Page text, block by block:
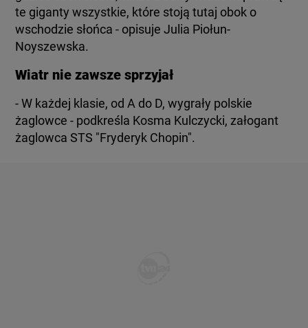
te giganty wszystkie, które stoją tutaj obok o
wschodzie słońca - opisuje Julia Piołun-
Noyszewska.
Wiatr nie zawsze sprzyjał
- W każdej klasie, od A do D, wygrały polskie
żaglowce - podkreśla Kosma Kulczycki, załogant
żaglowca STS "Fryderyk Chopin".